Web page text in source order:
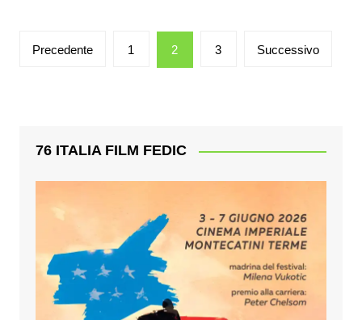
Paginazione
Precedente 1 2 3 Successivo
76 ITALIA FILM FEDIC